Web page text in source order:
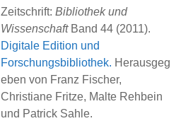
Zeitschrift:Bibliothek und
WissenschaftBand 44 (2011).
Digitale Edition und
Forschungsbibliothek. Herausgeg
eben von Franz Fischer,
Christiane Fritze, Malte Rehbein
und Patrick Sahle.